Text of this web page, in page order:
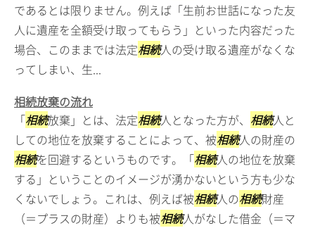
であるとは限りません。例えば「生前お世話になった友
人に遺産を全額受け取ってもらう」といった内容だった
場合、このままでは法定相続人の受け取る遺産がなくな
ってしまい、生...
相続放棄の流れ
「相続放棄」とは、法定相続人となった方が、 相続人と
しての地位を放棄することによって、被相続人の財産の
相続を回避するというものです。「相続人の地位を放棄
する」ということのイメージが湧かないという方も少な
くないでしょう。これは、例えば被相続人の相続財産
（＝プラスの財産）よりも被相続人がなした借金（＝マ